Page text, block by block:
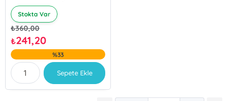
Mehmet Ali Sönmez
Stokta Var
₺360,00
₺241,20
%33
Sepete Ekle